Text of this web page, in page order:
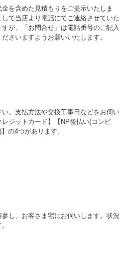
を含めた見積もりをご提示いたしま
て当店より電話にてご連絡させていた
が、「お問合せ」は電話番号のご記入
さいますようお願いいたします。
。支払方法や交換工事日などをお伺い
ジットカード】【NP後払い(コンビ
の4つがあります。
し、お客さま宅にお伺いします。状況